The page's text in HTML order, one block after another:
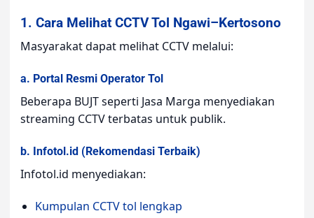
1. Cara Melihat CCTV Tol Ngawi–Kertosono
Masyarakat dapat melihat CCTV melalui:
a. Portal Resmi Operator Tol
Beberapa BUJT seperti Jasa Marga menyediakan
streaming CCTV terbatas untuk publik.
b. Infotol.id (Rekomendasi Terbaik)
Infotol.id menyediakan:
Kumpulan CCTV tol lengkap